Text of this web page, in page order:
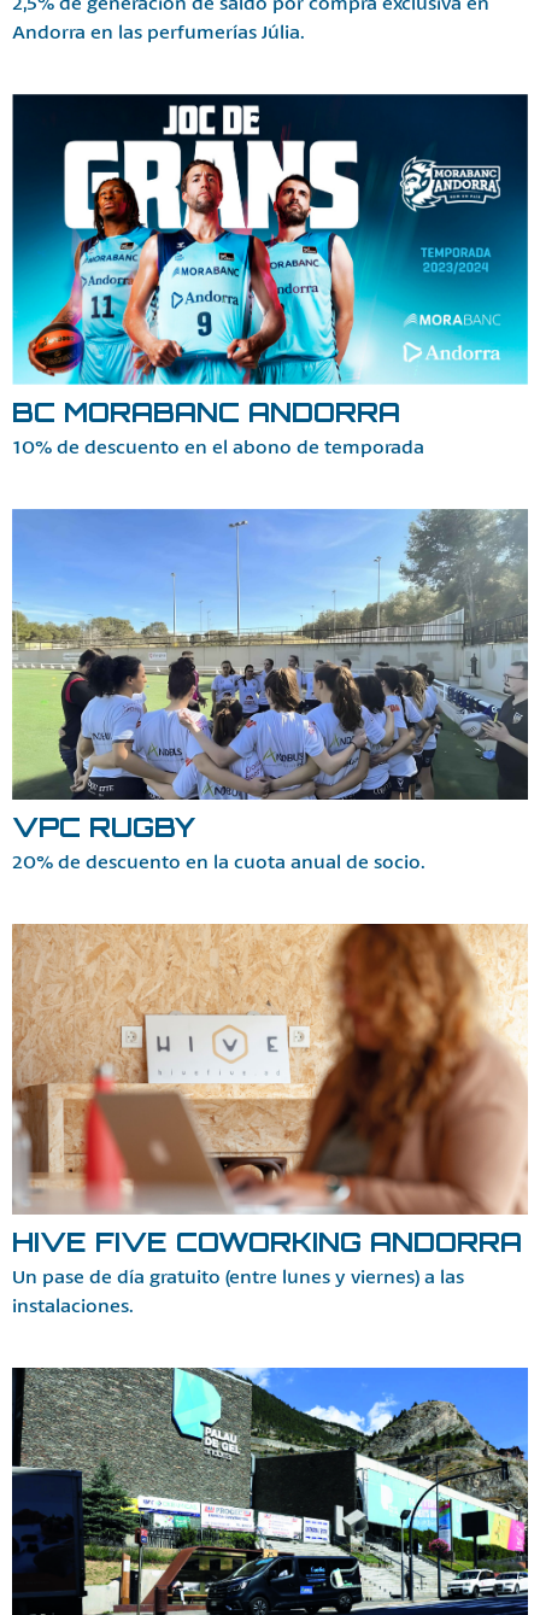
Andorra en las perfumerías Júlia.
BC MORABANC ANDORRA
10% de descuento en el abono de temporada
VPC RUGBY
20% de descuento en la cuota anual de socio.
HIVE FIVE COWORKING ANDORRA
Un pase de día gratuito (entre lunes y viernes) a las
instalaciones.